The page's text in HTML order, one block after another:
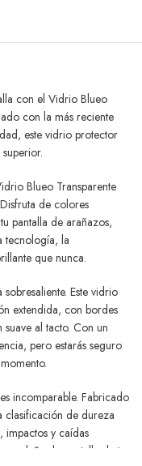
con el Vidrio Blueo
con la más reciente
este vidrio protector
Blueo Transparente
de colores
pantalla de arañazos,
tecnología, la
que nunca.
Este vidrio
extendida, con bordes
al tacto. Con un
pero estarás seguro
incomparable. Fabricado
clasificación de dureza
impactos y caídas
dañar la pantalla de tu